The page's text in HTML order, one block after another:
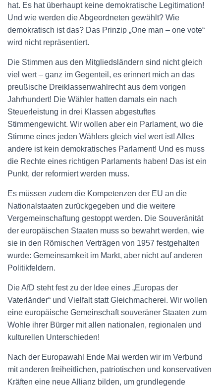
hat. Es hat überhaupt keine demokratische Legitimation!
Und wie werden die Abgeordneten gewählt? Wie
demokratisch ist das? Das Prinzip „One man – one vote“
wird nicht repräsentiert.
Die Stimmen aus den Mitgliedsländern sind nicht gleich
viel wert – ganz im Gegenteil, es erinnert mich an das
preußische Dreiklassenwahlrecht aus dem vorigen
Jahrhundert! Die Wähler hatten damals ein nach
Steuerleistung in drei Klassen abgestuftes
Stimmengewicht. Wir wollen aber ein Parlament, wo die
Stimme eines jeden Wählers gleich viel wert ist! Alles
andere ist kein demokratisches Parlament! Und es muss
die Rechte eines richtigen Parlaments haben! Das ist ein
Punkt, der reformiert werden muss.
Es müssen zudem die Kompetenzen der EU an die
Nationalstaaten zurückgegeben und die weitere
Vergemeinschaftung gestoppt werden. Die Souveränität
der europäischen Staaten muss so bewahrt werden, wie
sie in den Römischen Verträgen von 1957 festgehalten
wurde: Gemeinsamkeit im Markt, aber nicht auf anderen
Politikfeldern.
Die AfD steht fest zu der Idee eines „Europas der
Vaterländer“ und Vielfalt statt Gleichmacherei. Wir wollen
eine europäische Gemeinschaft souveräner Staaten zum
Wohle ihrer Bürger mit allen nationalen, regionalen und
kulturellen Unterschieden!
Nach der Europawahl Ende Mai werden wir im Verbund
mit anderen freiheitlichen, patriotischen und konservativen
Kräften eine neue Allianz bilden, um grundlegende